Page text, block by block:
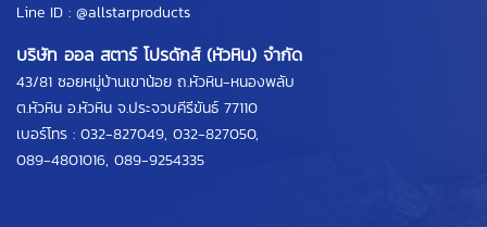
Line ID : @allstarproducts
บริษัท ออล สตาร์ โปรดักส์ (หัวหิน) จำกัด
43/81 ซอยหมู่บ้านเขาน้อย ถ.หัวหิน-หนองพลับ
ต.หัวหิน อ.หัวหิน จ.ประจวบคีรีขันธ์ 77110
เบอร์โทร : 032-827049, 032-827050,
089-4801016, 089-9254335